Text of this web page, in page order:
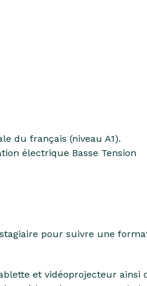
du français (niveau A1).
électrique Basse Tension
pour suivre une
et vidéoprojecteur